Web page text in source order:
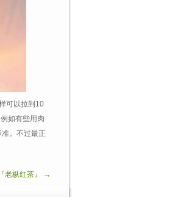
可以拉到10
如有些用肉
。不过最正
『老枞红茶』 →